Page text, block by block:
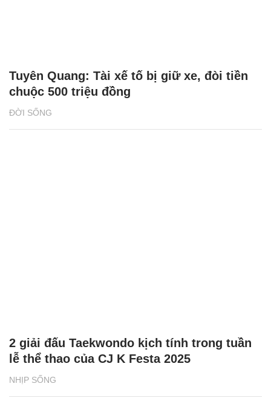
ĐỜI SỐNG
Tuyên Quang: Tài xế tố bị giữ xe, đòi tiền
chuộc 500 triệu đồng
NHỊP SỐNG
2 giải đấu Taekwondo kịch tính trong tuần
lễ thể thao của CJ K Festa 2025